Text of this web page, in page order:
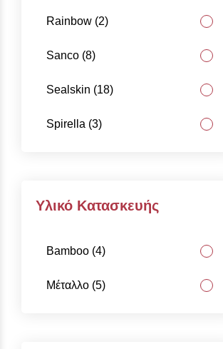
Rainbow (2)
Sanco (8)
Sealskin (18)
Spirella (3)
Υλικό Κατασκευής
Bamboo (4)
Μέταλλο (5)